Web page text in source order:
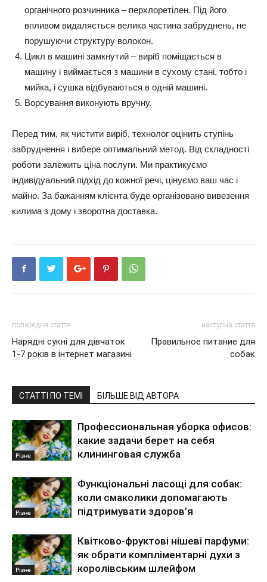
органічного розчинника – перхлоретілен. Під його
впливом видаляється велика частина забруднень, не
порушуючи структуру волокон.
Цикл в машині замкнутий – виріб поміщається в
машину і виймається з машини в сухому стані, тобто і
мийка, і сушка відбуваються в одній машині.
Ворсування виконують вручну.
Перед тим, як чистити виріб, технолог оцінить ступінь
забруднення і вибере оптимальний метод. Від складності
роботи залежить ціна послуги. Ми практикуємо
індивідуальний підхід до кожної речі, цінуємо ваш час і
майно. За бажанням клієнта буде організовано вивезення
килима з дому і зворотна доставка.
попередня стаття
Нарядні сукні для дівчаток
1-7 років в інтернет магазині
наступна стаття
Правильное питание для
собак
СТАТТІ ПО ТЕМІ БІЛЬШЕ ВІД АВТОРА
Різне
Профессиональная уборка офисов:
какие задачи берет на себя
клининговая служба
Різне
Функціональні ласощі для собак:
коли смаколики допомагають
підтримувати здоров’я
Різне
Квітково-фруктові нішеві парфуми:
як обрати компліментарні духи з
королівським шлейфом